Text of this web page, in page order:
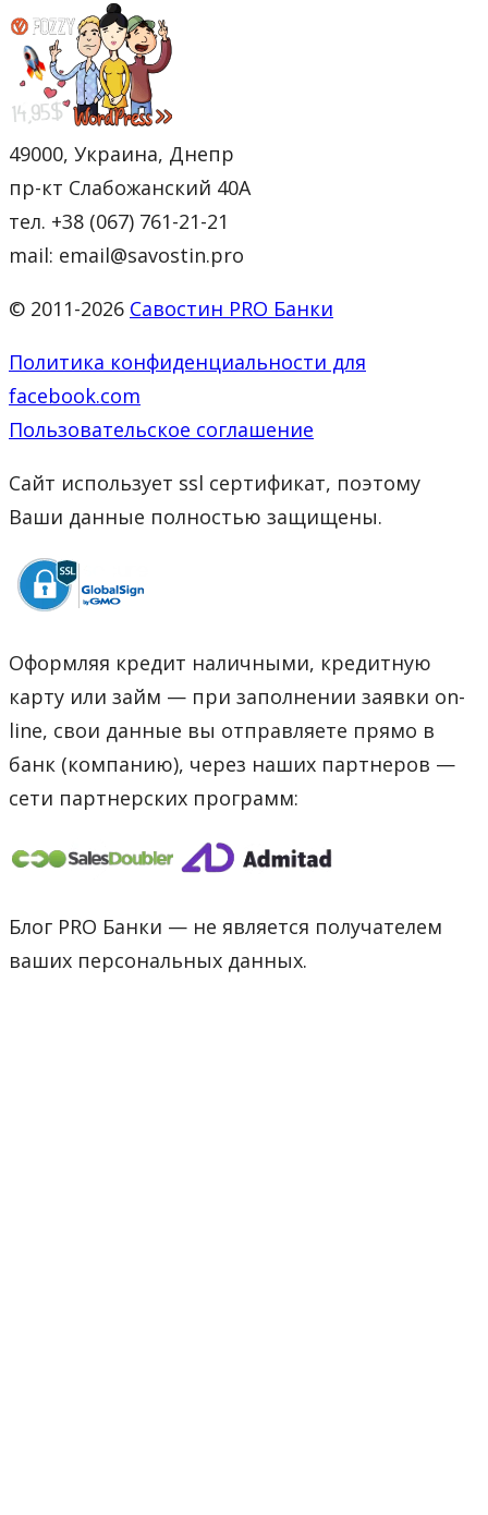
49000, Украина, Днепр
пр-кт Слабожанский 40А
тел. +38 (067) 761-21-21
mail: email@savostin.pro
© 2011-2026 Савостин PRO Банки
Политика конфиденциальности для
facebook.com
Пользовательское соглашение
Сайт использует ssl сертификат, поэтому
Ваши данные полностью защищены.
Оформляя кредит наличными, кредитную
карту или займ — при заполнении заявки on-
line, свои данные вы отправляете прямо в
банк (компанию), через наших партнеров —
сети партнерских программ:
Блог PRO Банки — не является получателем
ваших персональных данных.